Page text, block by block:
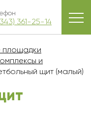
361-25-14
площадки
и
щит (малый)